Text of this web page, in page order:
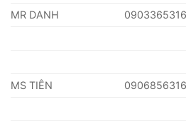
MR DANH
0903365316
MS TIÊN
0906856316